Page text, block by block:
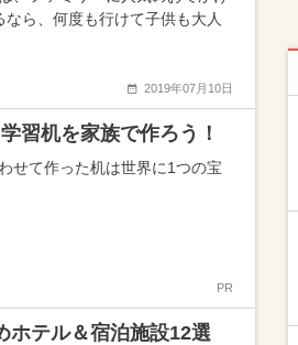
ら、何度も行けて子供も大人
2019年07月10日
習机を家族で作ろう！
せて作った机は世界に1つの宝
PR
ホテル＆宿泊施設12選